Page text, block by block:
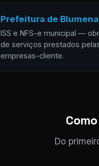
Prefeitura de
ISS e NFS-e municipal —
de serviços prestados
empresas-cliente.
Do